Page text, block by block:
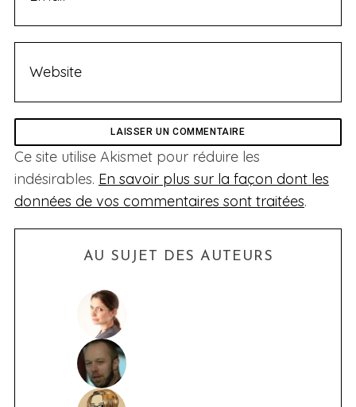
Ce site utilise Akismet pour réduire les
indésirables. En savoir plus sur la façon dont les
données de vos commentaires sont traitées.
AU SUJET DES AUTEURS
S